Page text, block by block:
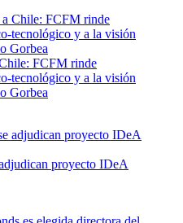
FCFM rinde
tecnológico y a la visión
Gorbea
proyecto IDeA